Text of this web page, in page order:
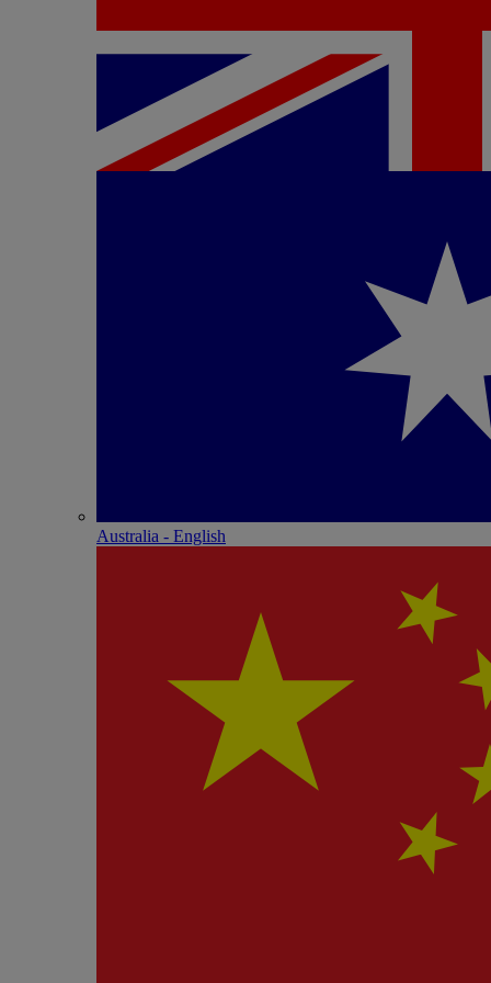
Australia - English